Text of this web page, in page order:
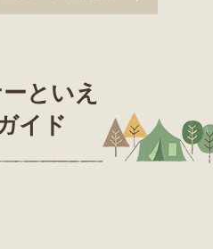
といえ
イド